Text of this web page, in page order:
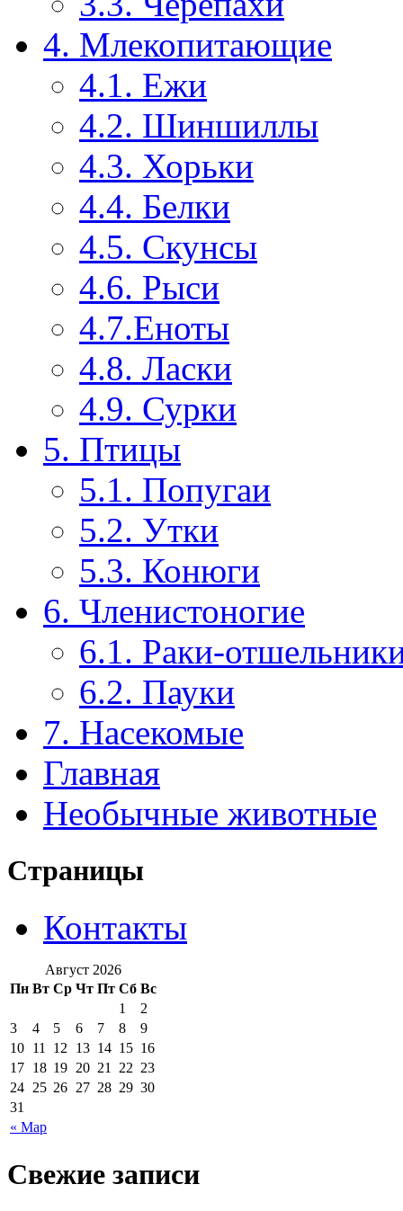
4. Млекопитающие
4.1. Ежи
4.2. Шиншиллы
4.3. Хорьки
4.4. Белки
4.5. Скунсы
4.6. Рыси
4.7.Еноты
4.8. Ласки
4.9. Сурки
5. Птицы
5.1. Попугаи
5.2. Утки
5.3. Конюги
6. Членистоногие
6.1. Раки-
6.2. Пауки
7. Насекомые
Главная
Необычные животные
Страницы
Контакты
Август 2026
Пн Вт Ср Чт Пт Сб Вс
« Мар
1
2
3
4 5 6 7 8
9
10 11 12 13 14 15 16
17 18 19 20 21 22 23
24 25 26 27 28 29 30
31
Свежие записи